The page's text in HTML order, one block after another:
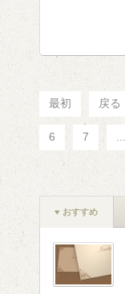
最初 戻る
6 7
♥ おすすめ